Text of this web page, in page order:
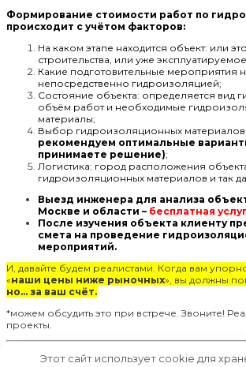
Формирование стоимости работ по
происходит с учётом факторов:
На каком этапе находится объект: или
строительства, или уже
Какие подготовительные мероприятия
непосредственно гидроизоляцией;
Состояние объекта: определяется вид
объём работ и необходимые
материалы;
Выбор гидроизоляционных материалов
рекомендуем оптимальные
принимаете решение);
Логистика: город расположения
гидроизоляционных материалов и так
Выезд инженера для анализа
Москве и области – бесплатная
После изучения объекта клиенту
смета на проведение
мероприятий.
И, давайте будем реалистами. Когда вам
«наши цены ниже рыночных», вы должны
но… за ваш счёт.
*можем обсудить это при встрече. Звоните!
проекты.
Заказать выезд инженера
Этот сайт использует cookie для